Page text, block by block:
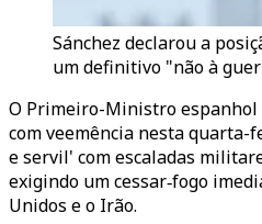
Sánchez declarou a
um definitivo "não à
O Primeiro-Ministro espanhol
com veemência nesta
e servil' com escaladas
exigindo um cessar‑fogo
Unidos e o Irão.